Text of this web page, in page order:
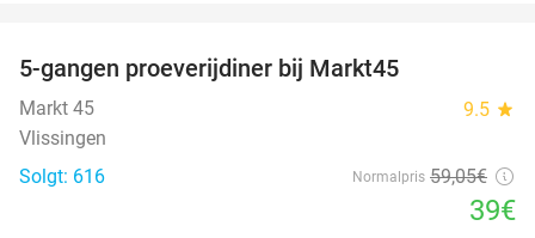
5-gangen proeverijdiner bij Markt45
Markt 45 9.5 star
Vlissingen
Solgt: 616
Normalpris 59,05€
39€